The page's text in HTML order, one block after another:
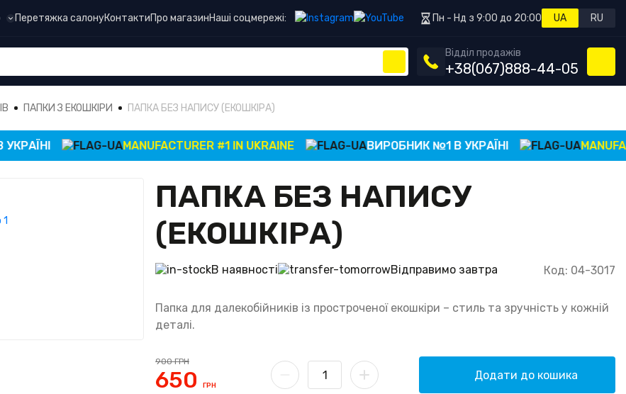
Перетяжка салонуКонтактиПро магазинНаші соцмережі: Пн - Нд з 9:00 до 20:00 UA RU
Відділ продажів
+38(067)888-44-05
ПАПКИ З ЕКОШКІРИ ПАПКА БЕЗ НАПИСУ (ЕКОШКІРА)
MANUFACTURER #1 IN UKRAINE ВИРОБНИК №1 В УКРАЇНІ
ПАПКА БЕЗ НАПИСУ
(ЕКОШКІРА)
В наявності Відправимо завтра Код: 04-3017
Папка для далекобійників із простроченої екошкіри – стиль та зручність у кожній
деталі.
900ГРН
650 ГРН
Додати до кошика